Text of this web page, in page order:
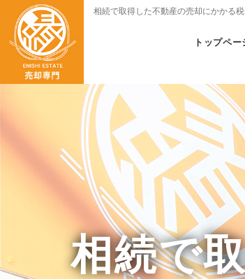
相続で取得した不動産の売却にかか
トップペー
相続で